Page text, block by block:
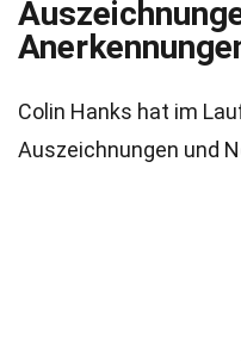
Colin Hanks hat im
Auszeichnungen und